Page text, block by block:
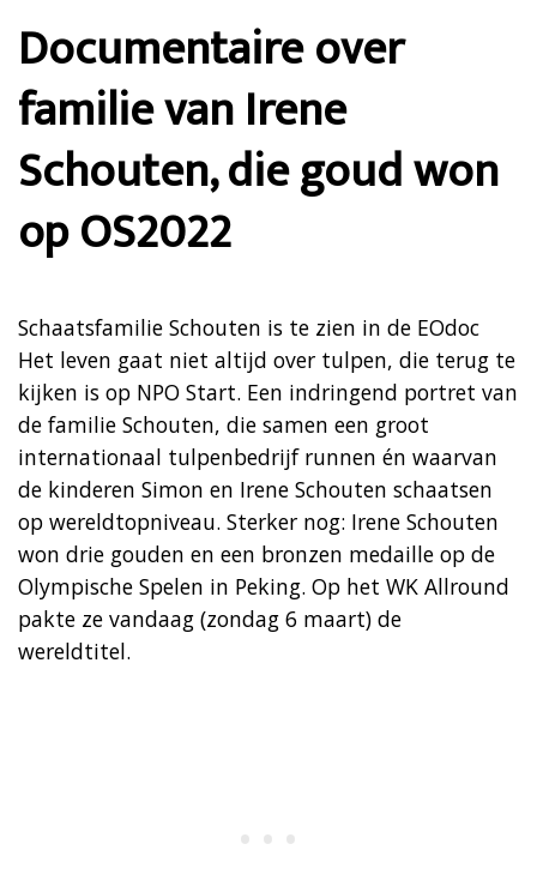
Documentaire over
familie van Irene
Schouten, die goud won
op OS2022
Schaatsfamilie Schouten is te zien in de EOdoc
Het leven gaat niet altijd over tulpen, die terug te
kijken is op NPO Start. Een indringend portret van
de familie Schouten, die samen een groot
internationaal tulpenbedrijf runnen én waarvan
de kinderen Simon en Irene Schouten schaatsen
op wereldtopniveau. Sterker nog: Irene Schouten
won drie gouden en een bronzen medaille op de
Olympische Spelen in Peking. Op het WK Allround
pakte ze vandaag (zondag 6 maart) de
wereldtitel.